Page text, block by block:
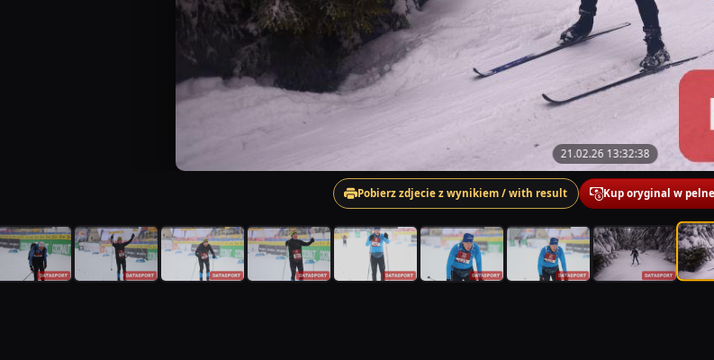
21.02.26 13:32:38
Pobierz zdjecie z wynikiem / with result Kup oryginal w